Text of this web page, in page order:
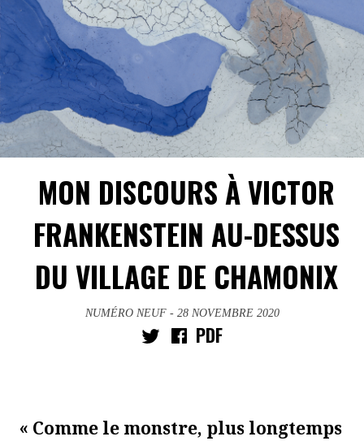
MON DISCOURS À VICTOR
FRANKENSTEIN AU-DESSUS
DU VILLAGE DE CHAMONIX
NUMÉRO NEUF - 28 NOVEMBRE 2020
PDF
« Comme le monstre, plus longtemps